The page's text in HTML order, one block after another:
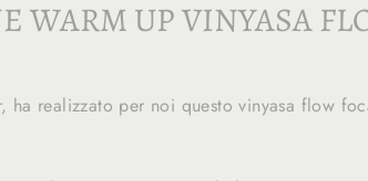
WARM UP VINYASA
ha realizzato per noi questo vinyasa flow